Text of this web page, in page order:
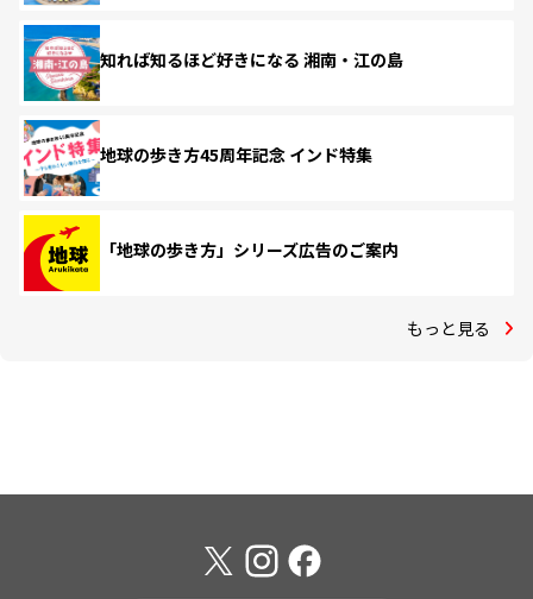
知れば知るほど好きになる 湘南・江の島
地球の歩き方45周年記念 インド特集
「地球の歩き方」シリーズ広告のご案内
もっと見る